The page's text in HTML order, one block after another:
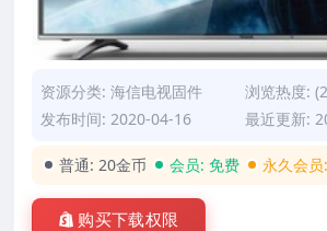
资源分类: 海信电视固件
浏览热度:
发布时间: 2020-04-16
最近更新:
普通: 20金币 会员: 免费 永久会员:
购买下载权限